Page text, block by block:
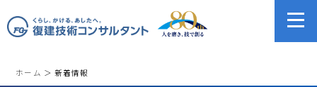
ホーム ＞ 新着情報